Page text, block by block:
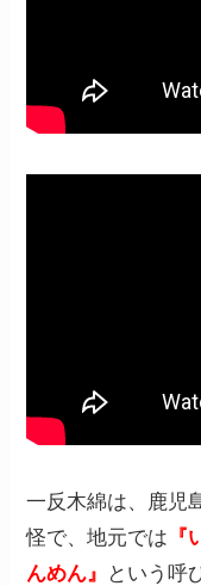
一反木綿は、鹿児
怪で、地元では
んめん』
という呼